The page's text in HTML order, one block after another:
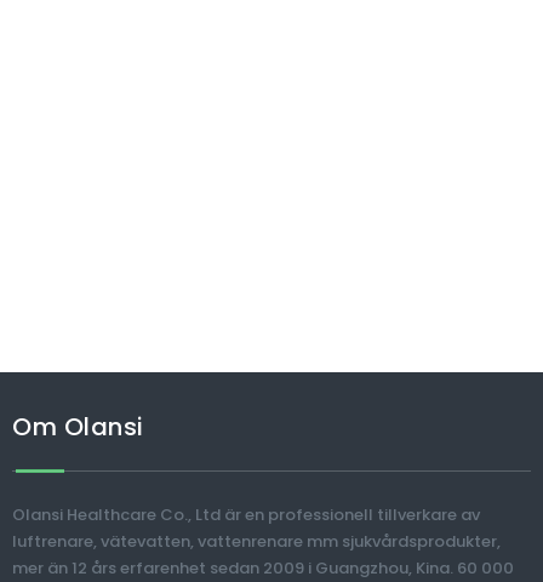
Om Olansi
Olansi Healthcare Co., Ltd är en professionell tillverkare av
luftrenare, vätevatten, vattenrenare mm sjukvårdsprodukter,
mer än 12 års erfarenhet sedan 2009 i Guangzhou, Kina. 60 000